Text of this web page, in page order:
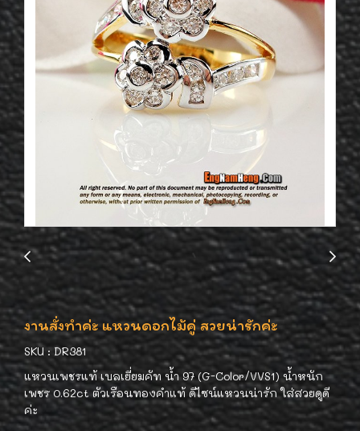
งานสั่งทำค่ะ แหวนดอกไม้คู่ สวยน่ารักค่ะ
SKU : DR381
แหวนเพชรแท้ เบลเยี่ยมคัท น้ำ 97 (G-Color/VVS1) น้ำหนัก
เพชร 0.62ct ตัวเรือนทองคำแท้ ดีไซน์แหวนน่ารัก ใส่สวยดูดี
ค่ะ